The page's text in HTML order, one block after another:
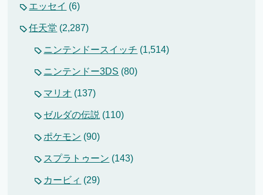
エッセイ (6)
任天堂 (2,287)
ニンテンドースイッチ (1,514)
ニンテンドー3DS (80)
マリオ (137)
ゼルダの伝説 (110)
ポケモン (90)
スプラトゥーン (143)
カービィ (29)